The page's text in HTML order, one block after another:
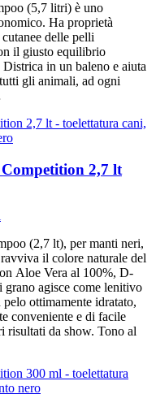
(5,7 litri) è uno
Ha proprietà
delle pelli
il giusto equilibrio
in un baleno e aiuta
gli animali, ad ogni
2,7 lt
(2,7 lt), per manti neri,
il colore naturale del
Aloe Vera al 100%, D-
grano agisce come lenitivo
ottimamente idratato,
conveniente e di facile
risultati da show. Tono al